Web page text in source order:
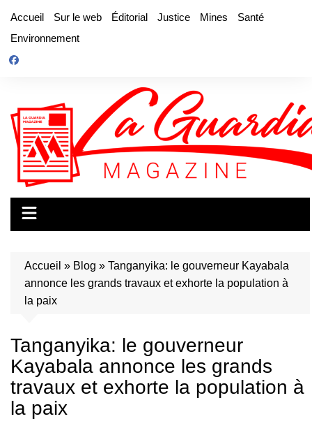
contenu
Accueil Sur le web Éditorial Justice Mines
Santé
Environnement
Accueil » Blog » Tanganyika: le gouverneur Kayabala
annonce les grands travaux et exhorte la population à
la paix
Tanganyika: le gouverneur
Kayabala annonce les grands
travaux et exhorte la population à
la paix